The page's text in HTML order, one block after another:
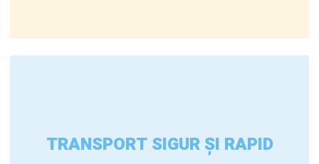
TRANSPORT SIGUR ȘI RAPID